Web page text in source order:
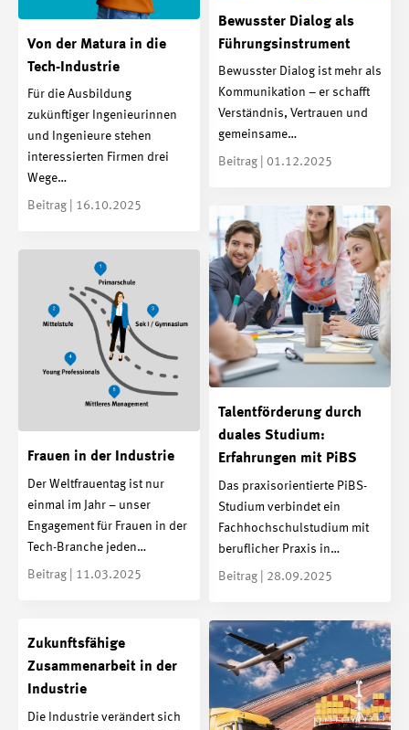
Bewusster Dialog als
Führungsinstrument
Bewusster Dialog ist mehr als
Kommunikation – er schafft
Verständnis, Vertrauen und
gemeinsame…
Beitrag | 01.12.2025
Von der Matura in die
Tech-Industrie
Für die Ausbildung
zukünftiger Ingenieurinnen
und Ingenieure stehen
interessierten Firmen drei
Wege…
Beitrag | 16.10.2025
Talentförderung durch
duales Studium:
Erfahrungen mit PiBS
Das praxisorientierte PiBS-
Studium verbindet ein
Fachhochschulstudium mit
beruflicher Praxis in…
Beitrag | 28.09.2025
Frauen in der Industrie
Der Weltfrauentag ist nur
einmal im Jahr – unser
Engagement für Frauen in der
Tech-Branche jeden…
Beitrag | 11.03.2025
Zukunftsfähige
Zusammenarbeit in der
Industrie
Die Industrie verändert sich